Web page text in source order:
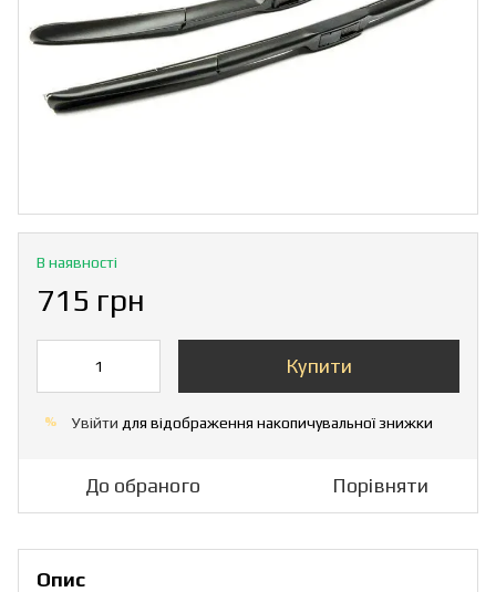
В наявності
715 грн
Купити
% Увійти для відображення накопичувальної знижки
До обраного Порівняти
Опис